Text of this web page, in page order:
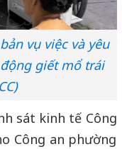
vụ việc và yêu
giết mổ trái
sát kinh tế Công
Công an phường